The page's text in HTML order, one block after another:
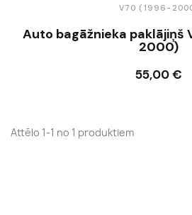
V70 (1996-
Auto bagāžnieka paklājiņš
2000)
55,00 €
Ielikt grozā
Attēlo 1-1 no 1 produktiem